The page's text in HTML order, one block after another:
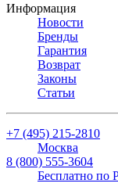
Информация
Новости
Бренды
Гарантия
Возврат
Законы
Статьи
+7 (495) 215-2810
Москва
8 (800) 555-3604
Бесплатно по